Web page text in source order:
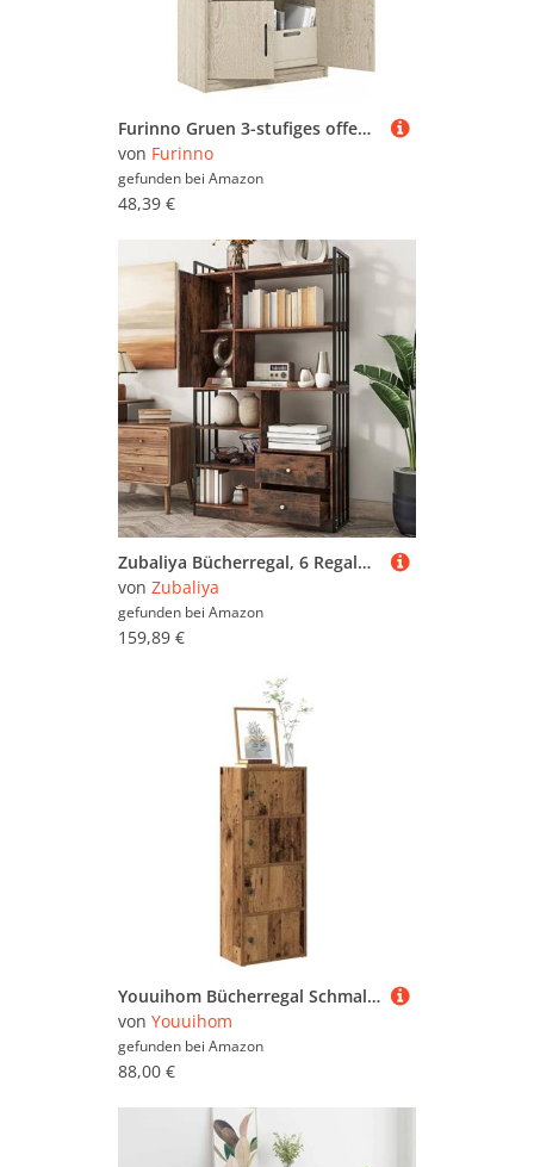
Furinno Gruen 3-stufiges offenes Regal-Bücherregal mit 2 Türen, Metropolitan-Kiefer
von Furinno
gefunden bei Amazon
48,39 €
Zubaliya Bücherregal, 6 Regalböden mit Türen und Schubladen, Bücherregal, vom Boden bis zur Decke, Industrie-Bücherregal, Stahlregal (Schwarzbraun)
von Zubaliya
gefunden bei Amazon
159,89 €
Youuihom Bücherregal Schmal Schrank Altholz-Optik Holzwerkstoff 102 cm Hoch Aufbewahrung mit Türen 40x24x102 cm für Wohnzimmer Küche Abstellraum
von Youuihom
gefunden bei Amazon
88,00 €